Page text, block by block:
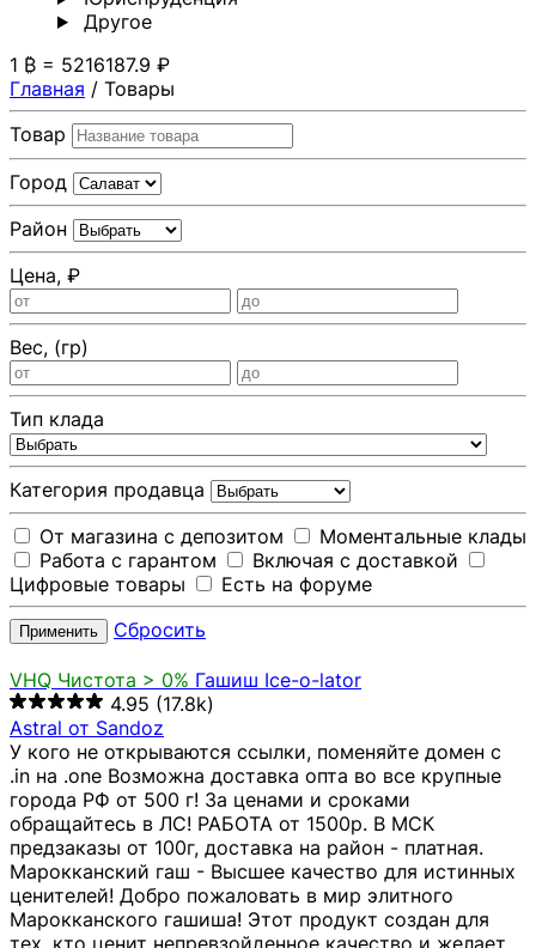
Другoе
1 ₿ = 5216187.9 ₽
Главная / Товары
Товар
Город
Район
Цена, ₽
Вес, (гр)
Тип клада
Категория продавца
От магазина с депозитом
Моментальные клады
Работа с гарантом
Включая с доставкой
Цифровые товары
Есть на форуме
Применить Сбросить
VHQ Чистота > 0% Гашиш Ice-o-lator
4.95 (17.8k)
Astral от Sandoz
У кого не открываются ссылки, поменяйте домен с
.in на .one Возможна доставка опта во все крупные
города РФ от 500 г! За ценами и сроками
обращайтесь в ЛС! РАБОТА от 1500р. В МСК
предзаказы от 100г, доставка на район - платная.
Марокканский гаш - Высшее качество для истинных
ценителей! Добро пожаловать в мир элитного
Марокканского гашиша! Этот продукт создан для
тех, кто ценит непревзойденное качество и желает